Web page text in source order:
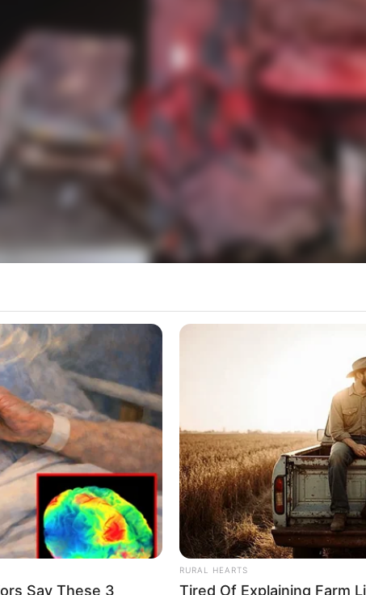
envolveu no acidente, registrado próximo ao quilômetro 521 da
Ribeiro de Barros (SP-294); vítimas foram socorridas em estado grave
uma carreta e um ônibus rebocado por um
(2), na Rodovia Comandante João Ribeiro de
guincho seguia no sentido Tupã-
bateu na traseira do ônibus. A batida foi
contrária e bateu de frente com uma carreta,
Say These 3
RURAL HEARTS
Tired Of Explaining Farm